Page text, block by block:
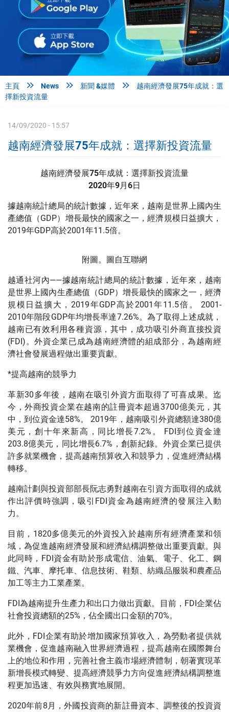
主頁  News  新聞 &媒體 
越南經濟發展75年成就：選
擇新投資流量
14/09/2020 - 15:57
越南經濟發展75年成就：選擇新投資流量
越南經濟發展75年成就：選擇新投資流量
2020年9月6日
據越南統計總局的統計數據，近年來，越南是世界上國內生
產總值（GDP）增長最快的國家之一，經濟規模日益擴大，
2019年GDP高於2001年11.5倍。
越通社河內——據越南統計總局的統計數據，近年來，越南
是世界上國內生產總值（GDP）增長最快的國家之一，經濟
規模日益擴大，2019年GDP高於2001年11.5倍。 2001-
2010年階段GDP年均增長率達7.26%。為了取得上述成就，
越南已有效利用各種資源，其中，成功吸引外商直接投資
(FDI)。外資企業已成為越南經濟體的組成部分，為越南經
革新30多年後，越南在吸引外資方面取得了可喜成果。迄
今，外商投資企業在越南的註冊資本超過3700億美元，其
中，到位資金達58%。 2019年，越南吸引外資總額達380億
美元，創十年來新高，同比增長7.2%。 FDI到位資金達
203.8億美元，同比增長6.7%，創新紀錄。外資企業已提供
許多就業機會，提高越南預算收入和競爭力，促進經濟結構
越南計劃與投資部部長阮志勇對越南在引資方面取得的成就
作出評價時強調，吸引FDI資金為越南經濟的發展注入動
目前，1820多億美元的外資投入於越南所有經濟產業和領
域，為促進越南經濟發展和經濟結構調整做出重要貢獻。與
此同時，FDI資金有助於形成電信、油氣、電子、化工、鋼
鐵、汽車、摩托車、信息技術、鞋類、紡織品服裝和農產品
FDI為越南提升生產力和出口力做出貢獻。目前，FDI企業佔
此外，FDI企業有助於增加國家預算收入，為勞動者提供就
業機會，促進越南融入世界經濟過程，提高越南在國際舞台
上的地位和作用，完善社會主義市場經濟體制，朝著實現革
新增長模式轉變、提高經濟競爭力方向促進經濟結構調整進